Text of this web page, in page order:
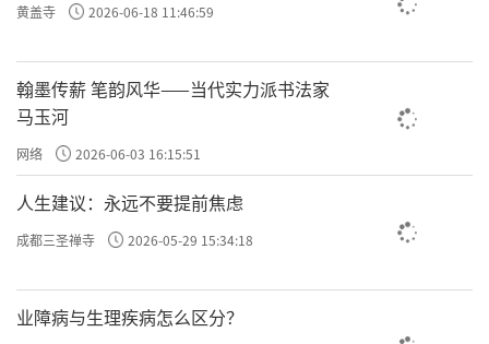
黄盖寺 2026-06-18 11:46:59
翰墨传薪 笔韵风华——当代实力派书法家
马玉河
网络 2026-06-03 16:15:51
人生建议：永远不要提前焦虑
成都三圣禅寺 2026-05-29 15:34:18
业障病与生理疾病怎么区分？